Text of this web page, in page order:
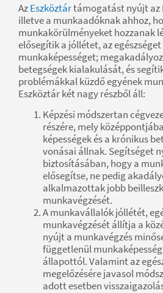
AzEszköztártámogatást nyújt az
illetve a munkaadóknak ahhoz,
munkakörülményeket hozzanak
elősegítik a jóllétet, az
munkaképességet;
betegségek kialakulását, és
problémákkal küzdő egyének
Eszköztár két nagy részből áll:
Képzési módszertan
részére, mely
képességek és a krónikus
vonásai állnak. Segítséget
biztosításában, hogy a
elősegítse, ne pedig
alkalmazottak jobb
munkavégzését.
A munkavállalók jóllétét,
munkavégzését állítja a
nyújt a munkavégzés
függetlenül
állapottól. Valamint az
megelőzésére javasol
adott esetben